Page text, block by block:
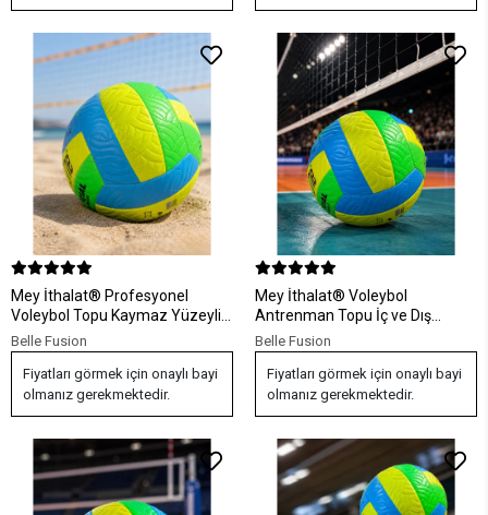
Mey İthalat® Profesyonel
Voleybol Topu Kaymaz Yüzeyli
Dayanıklı Spor Topu
Belle Fusion
Fiyatları görmek için onaylı bayi
olmanız gerekmektedir.
Mey İthalat® Voleybol
Antrenman Topu İç ve Dış
Mekan Kullanımına Uygun
Belle Fusion
Fiyatları görmek için onaylı bayi
olmanız gerekmektedir.